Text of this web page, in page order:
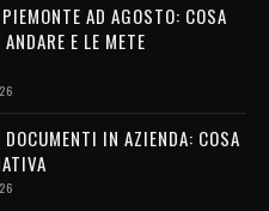
AD AGOSTO: COSA
E LE METE
IN AZIENDA: COSA